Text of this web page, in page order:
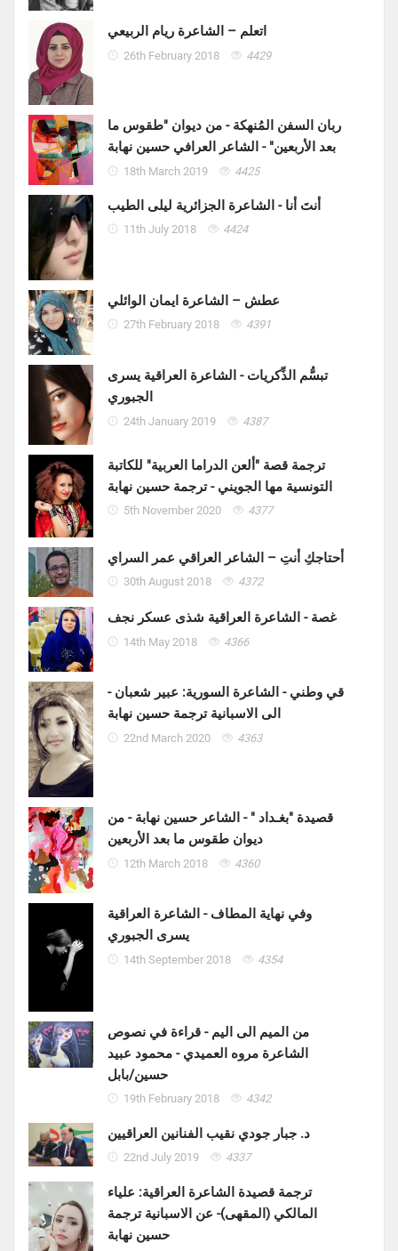
اتعلم – الشاعرة ريام الربيعي
26th February 2018 4429
ربان السفن المُنهكة - من ديوان "طقوس ما
بعد الأربعين" - الشاعر العرافي حسين نهابة
18th March 2019 4425
أنتَ أنا - الشاعرة الجزائرية ليلى الطيب
11th July 2018 4424
عطش – الشاعرة ايمان الوائلي
27th February 2018 4391
تبسُّم الذِّكريات - الشاعرة العراقية يسرى
الجبوري
24th January 2019 4387
ترجمة قصة "ألعن الدراما العربية" للكاتبة
التونسية مها الجويني - ترجمة حسين نهابة
5th November 2020 4377
أحتاجكِ أنتِ – الشاعر العراقي عمر السراي
30th August 2018 4372
غصة - الشاعرة العراقية شذى عسكر نجف
14th May 2018 4366
قي وطني - الشاعرة السورية: عبير شعبان -
الى الاسبانية ترجمة حسين نهابة
22nd March 2020 4363
قصيدة "بغـداد " - الشاعر حسين نهابة - من
ديوان طقوس ما بعد الأربعين
12th March 2018 4360
وفي نهاية المطاف - الشاعرة العراقية
يسرى الجبوري
14th September 2018 4354
من الميم الى اليم - قراءة في نصوص
الشاعرة مروه العميدي - محمود عبيد
حسين/بابل
19th February 2018 4342
د. جبار جودي نقيب الفنانين العراقيين
22nd July 2019 4337
ترجمة قصيدة الشاعرة العراقية: علياء
المالكي (المقهى)- عن الاسبانية ترجمة
حسين نهابة